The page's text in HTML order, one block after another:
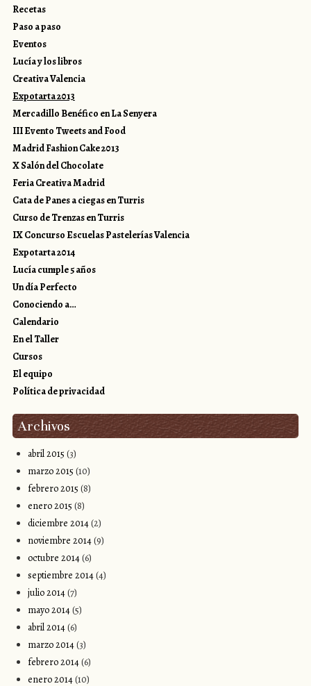
Recetas
Paso a paso
Eventos
Lucía y los libros
Creativa Valencia
Expotarta 2013
Mercadillo Benéfico en La Senyera
III Evento Tweets and Food
Madrid Fashion Cake 2013
X Salón del Chocolate
Feria Creativa Madrid
Cata de Panes a ciegas en Turris
Curso de Trenzas en Turris
IX Concurso Escuelas Pastelerías Valencia
Expotarta 2014
Lucía cumple 5 años
Un día Perfecto
Conociendo a…
Calendario
En el Taller
Cursos
El equipo
Política de privacidad
Archivos
abril 2015 (3)
marzo 2015 (10)
febrero 2015 (8)
enero 2015 (8)
diciembre 2014(2)
noviembre 2014(9)
octubre 2014(6)
septiembre 2014(4)
julio 2014(7)
mayo 2014(5)
abril 2014(6)
marzo 2014(3)
febrero 2014(6)
enero 2014(10)